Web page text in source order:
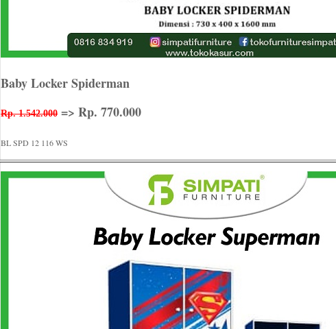
Baby Locker Spiderman
Rp. 1.542.000 => Rp. 770.000
BL SPD 12 116 WS